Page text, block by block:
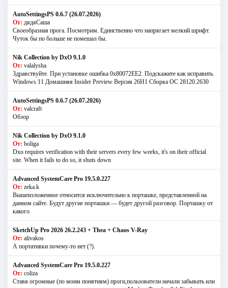
AutoSettingsPS 0.6.7 (26.07.2026)
От: дядяСаша
Своеобразная прога. Посмотрим. Единственно что напрягает мелкий шрифт.
Чуток бы по больше не помешал бы.
Nik Collection by DxO 9.1.0
От: valalysha
Здравствуйте. При установке ошибка 0х80072EE2. Подскажите как исправить.
Windows 11 Домашняя Insider Preview Версия 26H1 Сборка ОС 28120.2630
AutoSettingsPS 0.6.7 (26.07.2026)
От: valcraft
Обзор
Nik Collection by DxO 9.1.0
От: boliga
Dxo requires verification with their servers every few weeks, it's on their official
site. When it fails to do so, it shuts down
Advanced SystemCare Pro 19.5.0.227
От: zeka.k
Вышеизложенное относится исключительно к порташке, представленной на
данном сайте. Будут другие порташки — будет другой разговор. Порташку от
какого
SketchUp Pro 2026 26.2.243 + Thea + Chaos V-Ray
От: alivakos
А портативки почему-то нет (?).
Advanced SystemCare Pro 19.5.0.227
От: coliza
Ставя огромные (по моим понятиям) проги,пользователи начали забывать или